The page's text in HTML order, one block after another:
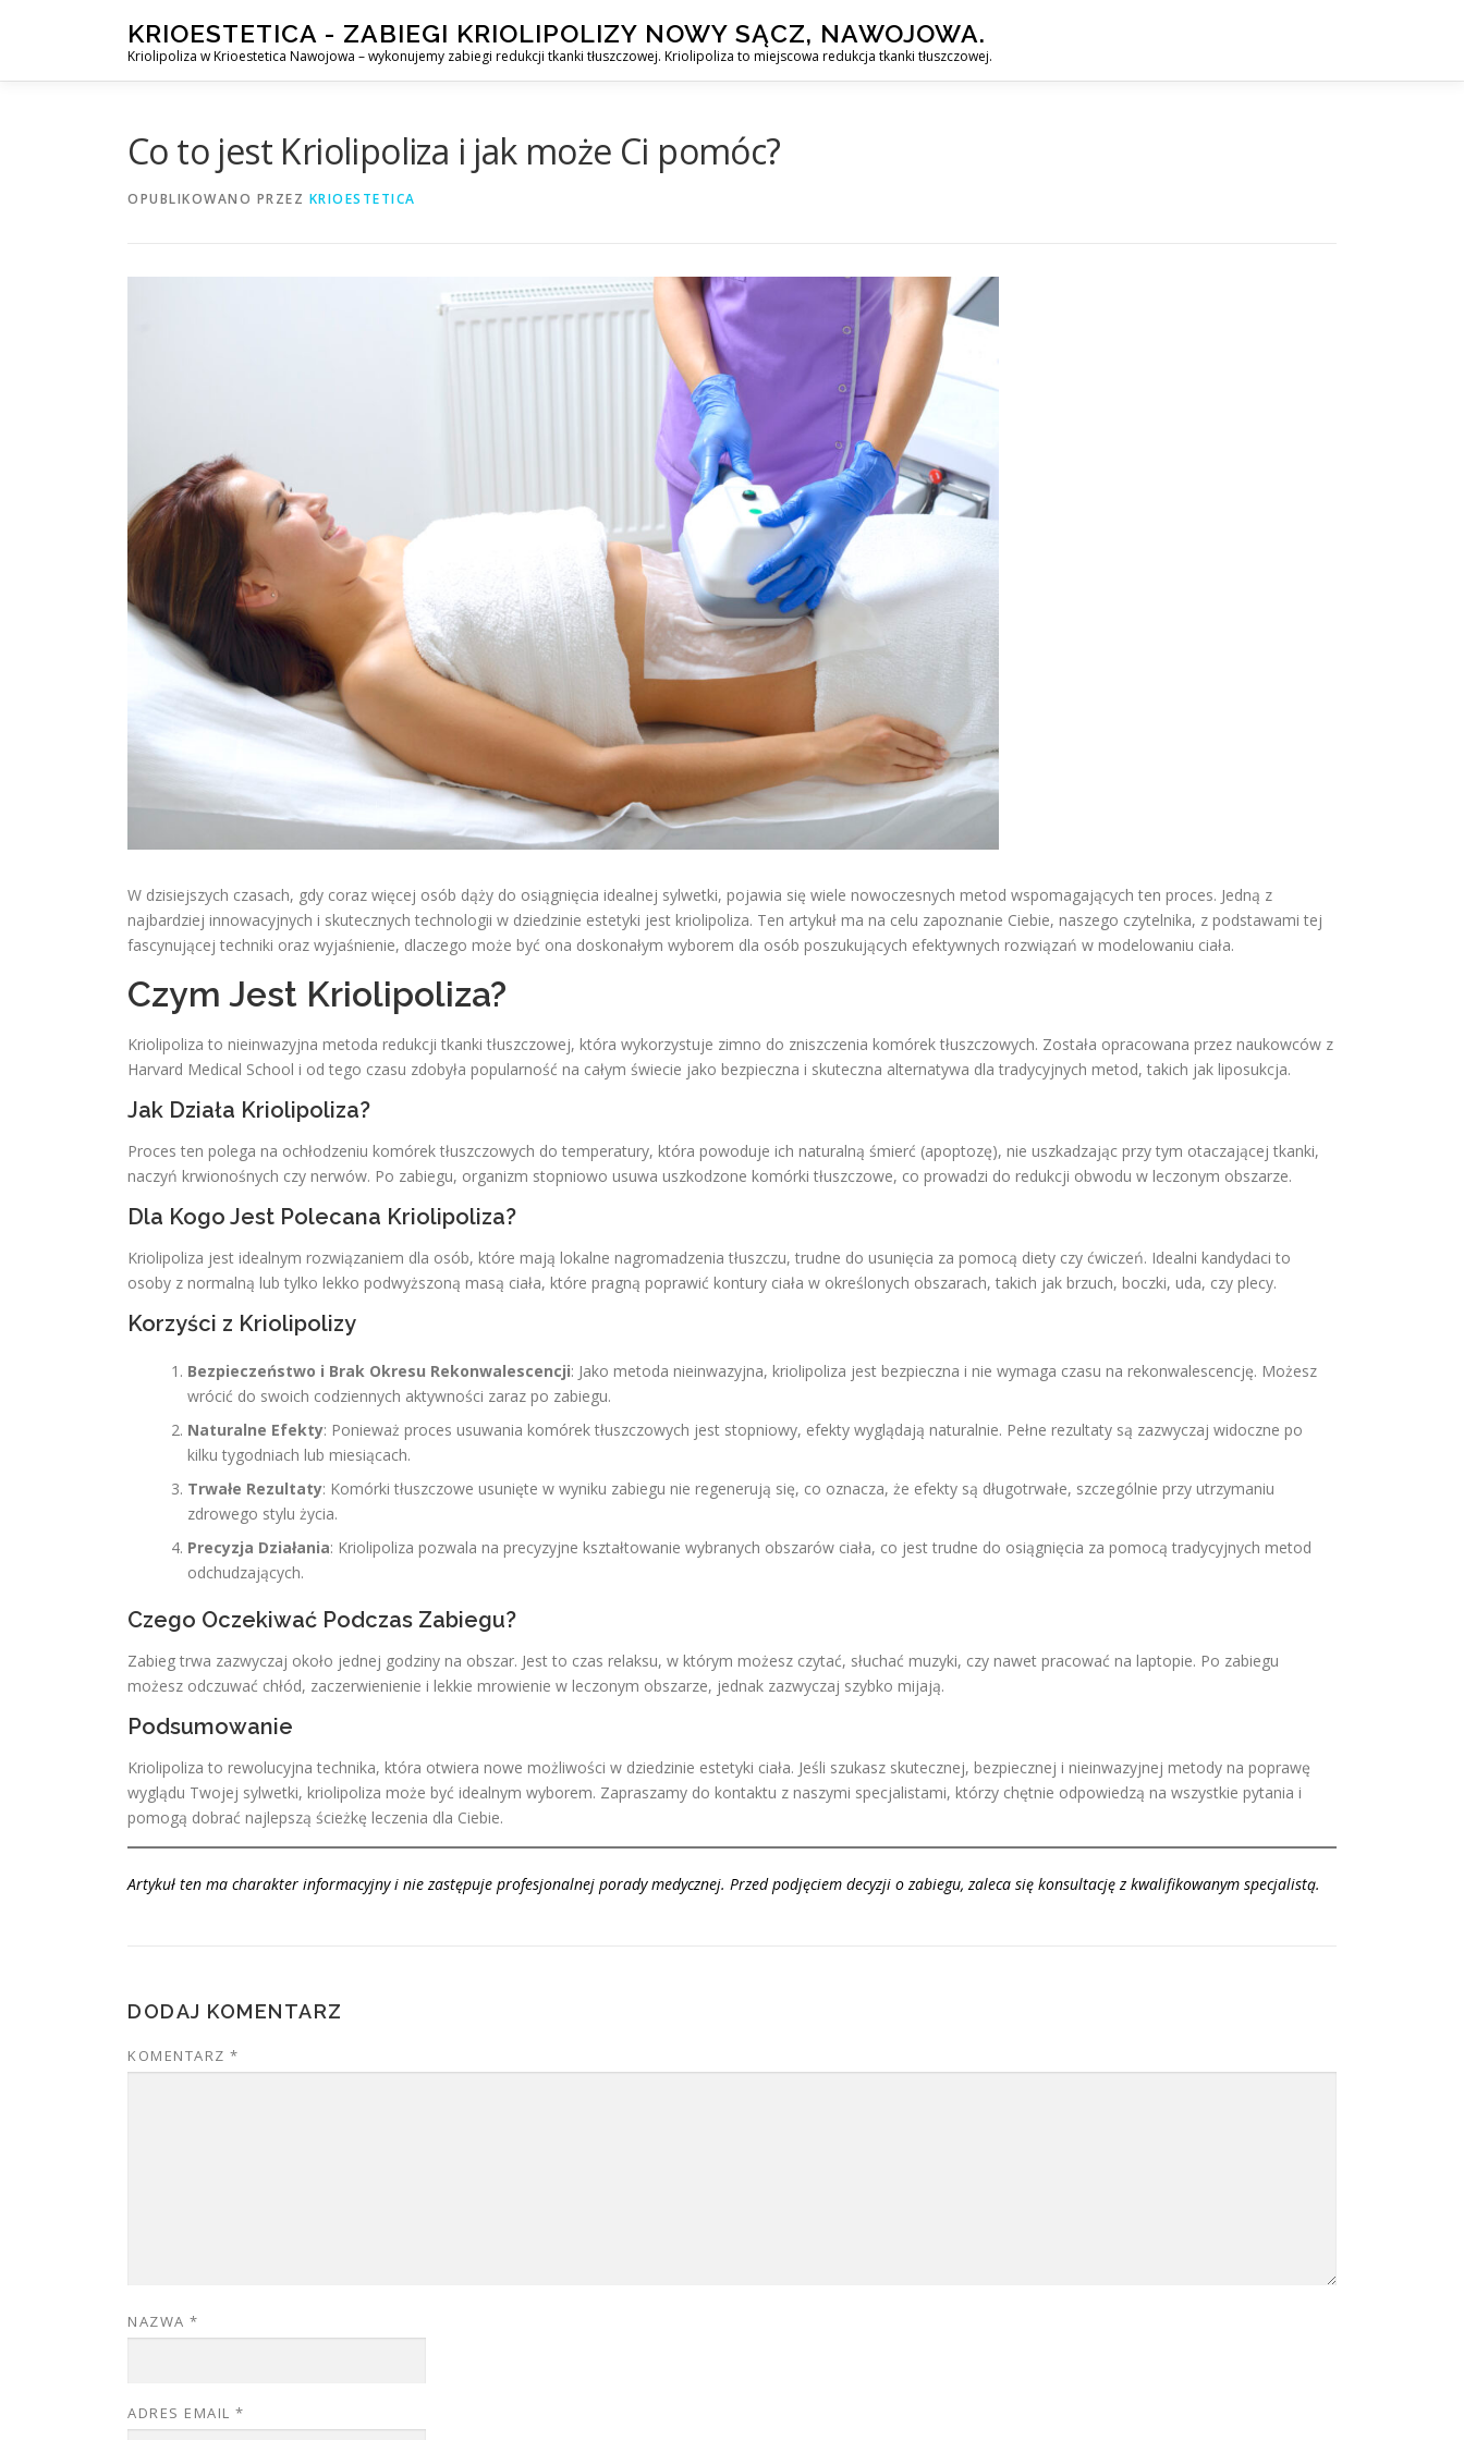
KRIOESTETICA - ZABIEGI KRIOLIPOLIZY NOWY SĄCZ, NAWOJOWA.
Kriolipoliza w Krioestetica Nawojowa – wykonujemy zabiegi redukcji tkanki tłuszczowej. Kriolipoliza to miejscowa redukcja tkanki tłuszczowej.
Co to jest Kriolipoliza i jak może Ci pomóc?
OPUBLIKOWANO PRZEZ KRIOESTETICA
W dzisiejszych czasach, gdy coraz więcej osób dąży do osiągnięcia idealnej sylwetki, pojawia się wiele nowoczesnych metod wspomagających ten proces. Jedną z
najbardziej innowacyjnych i skutecznych technologii w dziedzinie estetyki jest kriolipoliza. Ten artykuł ma na celu zapoznanie Ciebie, naszego czytelnika, z podstawami tej
fascynującej techniki oraz wyjaśnienie, dlaczego może być ona doskonałym wyborem dla osób poszukujących efektywnych rozwiązań w modelowaniu ciała.
Czym Jest Kriolipoliza?
Kriolipoliza to nieinwazyjna metoda redukcji tkanki tłuszczowej, która wykorzystuje zimno do zniszczenia komórek tłuszczowych. Została opracowana przez naukowców z
Harvard Medical School i od tego czasu zdobyła popularność na całym świecie jako bezpieczna i skuteczna alternatywa dla tradycyjnych metod, takich jak liposukcja.
Jak Działa Kriolipoliza?
Proces ten polega na ochłodzeniu komórek tłuszczowych do temperatury, która powoduje ich naturalną śmierć (apoptozę), nie uszkadzając przy tym otaczającej tkanki,
naczyń krwionośnych czy nerwów. Po zabiegu, organizm stopniowo usuwa uszkodzone komórki tłuszczowe, co prowadzi do redukcji obwodu w leczonym obszarze.
Dla Kogo Jest Polecana Kriolipoliza?
Kriolipoliza jest idealnym rozwiązaniem dla osób, które mają lokalne nagromadzenia tłuszczu, trudne do usunięcia za pomocą diety czy ćwiczeń. Idealni kandydaci to
osoby z normalną lub tylko lekko podwyższoną masą ciała, które pragną poprawić kontury ciała w określonych obszarach, takich jak brzuch, boczki, uda, czy plecy.
Korzyści z Kriolipolizy
Bezpieczeństwo i Brak Okresu Rekonwalescencji: Jako metoda nieinwazyjna, kriolipoliza jest bezpieczna i nie wymaga czasu na rekonwalescencję. Możesz
wrócić do swoich codziennych aktywności zaraz po zabiegu.
Naturalne Efekty: Ponieważ proces usuwania komórek tłuszczowych jest stopniowy, efekty wyglądają naturalnie. Pełne rezultaty są zazwyczaj widoczne po
kilku tygodniach lub miesiącach.
Trwałe Rezultaty: Komórki tłuszczowe usunięte w wyniku zabiegu nie regenerują się, co oznacza, że efekty są długotrwałe, szczególnie przy utrzymaniu
zdrowego stylu życia.
Precyzja Działania: Kriolipoliza pozwala na precyzyjne kształtowanie wybranych obszarów ciała, co jest trudne do osiągnięcia za pomocą tradycyjnych metod
odchudzających.
Czego Oczekiwać Podczas Zabiegu?
Zabieg trwa zazwyczaj około jednej godziny na obszar. Jest to czas relaksu, w którym możesz czytać, słuchać muzyki, czy nawet pracować na laptopie. Po zabiegu
możesz odczuwać chłód, zaczerwienienie i lekkie mrowienie w leczonym obszarze, jednak zazwyczaj szybko mijają.
Podsumowanie
Kriolipoliza to rewolucyjna technika, która otwiera nowe możliwości w dziedzinie estetyki ciała. Jeśli szukasz skutecznej, bezpiecznej i nieinwazyjnej metody na poprawę
wyglądu Twojej sylwetki, kriolipoliza może być idealnym wyborem. Zapraszamy do kontaktu z naszymi specjalistami, którzy chętnie odpowiedzą na wszystkie pytania i
pomogą dobrać najlepszą ścieżkę leczenia dla Ciebie.
Artykuł ten ma charakter informacyjny i nie zastępuje profesjonalnej porady medycznej. Przed podjęciem decyzji o zabiegu, zaleca się konsultację z kwalifikowanym specjalistą.
DODAJ KOMENTARZ
KOMENTARZ *
NAZWA *
ADRES EMAIL *